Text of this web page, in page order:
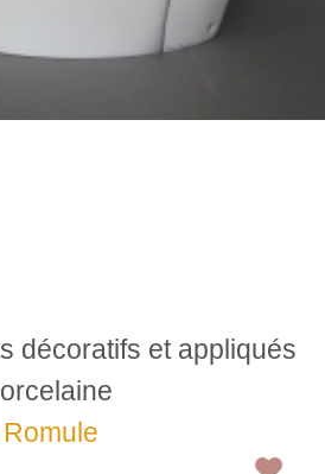
décoratifs et appliqués